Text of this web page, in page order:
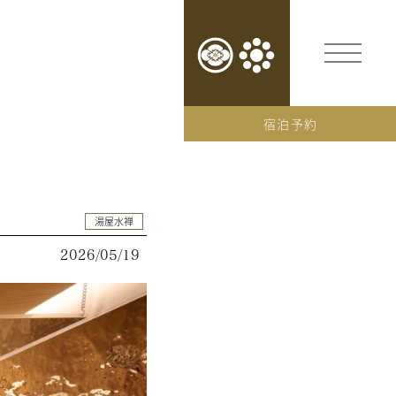
宿泊予約
湯屋水禅
2026/05/19